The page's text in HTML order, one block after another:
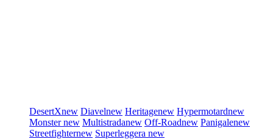
DesertXnew Diavelnew Heritagenew Hypermotardnew
Monsternew Multistradanew Off-Roadnew Panigalenew
Streetfighternew Superleggera new